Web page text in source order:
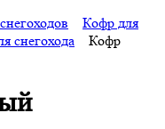
Кофр для
снегохода
Кофр